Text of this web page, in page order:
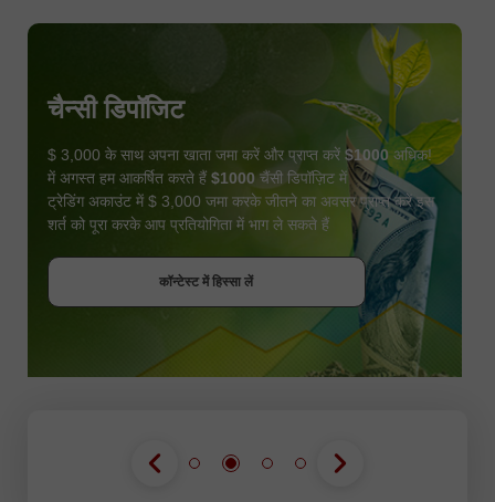
कॉन्टेस्ट में हिस्सा लें
चैन्सी डिपॉजिट
$ 3,000 के साथ अपना खाता जमा करें और प्राप्त करें $1000 अधिक!
में अगस्त हम आकर्षित करते हैं $1000 चैंसी डिपॉज़िट में
ट्रेडिंग अकाउंट में $ 3,000 जमा करके जीतने का अवसर प्राप्त करें इस
शर्त को पूरा करके आप प्रतियोगिता में भाग ले सकते हैं
कॉन्टेस्ट में हिस्सा लें
कॉन्टेस्ट में हिस्सा लें